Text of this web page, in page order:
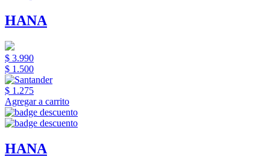
HANA
$ 3.990
$ 1.500
$ 1.275
Agregar a carrito
HANA